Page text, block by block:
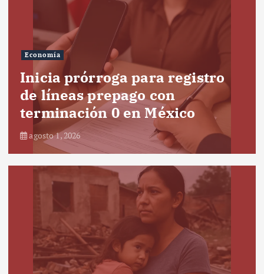
Economía
Inicia prórroga para registro
de líneas prepago con
terminación 0 en México
agosto 1, 2026